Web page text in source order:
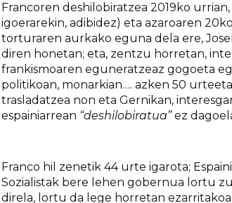
Francoren deshilobiratzea 2019ko
igoerarekin, adibidez) eta azaroaren
torturaren aurkako eguna dela ere,
diren honetan; eta, zentzu horretan,
frankismoaren eguneratzeaz gogoeta
politikoan, monarkian…. azken 50
trasladatzea non eta Gernikan,
espainiarrean “deshilobiratua”ez
Franco hil zenetik 44 urte igarota;
Sozialistak bere lehen gobernua lortu
direla, lortu da lege horretan